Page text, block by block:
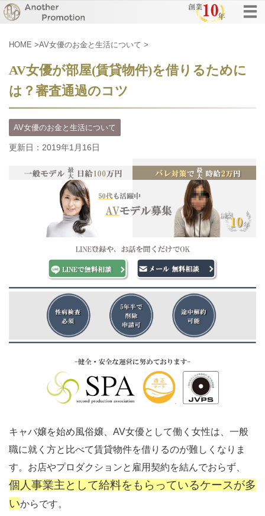
HOME >AV女優のお金と生活について >
AV女優が部屋(賃貸物件)を借りるために
は？審査通過のコツ
AV女優のお金と生活について
更新日： 2019年1月16日
キャバ嬢を始め風俗嬢、AV女優として働く女性は、一般
職に就く方と比べて賃貸物件を借りるのが難しくなりま
す。お店やプロダクションと雇用契約を結んでおらず、
個人事業主として給料をもらっているケースが多
いからです。